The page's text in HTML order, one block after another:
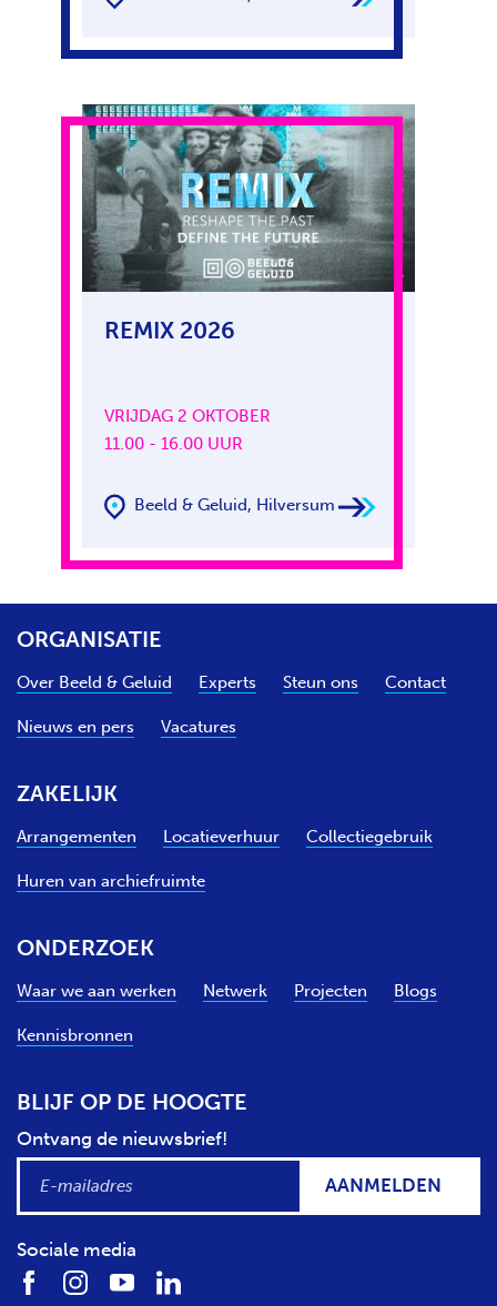
REMIX 2026
VRIJDAG 2 OKTOBER
11.00 - 16.00 UUR
Beeld & Geluid, Hilversum
ORGANISATIE
Over Beeld & Geluid Experts Steun ons Contact
Nieuws en pers Vacatures
ZAKELIJK
Arrangementen Locatieverhuur Collectiegebruik
Huren van archiefruimte
ONDERZOEK
Waar we aan werken Netwerk Projecten Blogs
Kennisbronnen
BLIJF OP DE HOOGTE
Ontvang de nieuwsbrief!
AANMELDEN
Sociale media